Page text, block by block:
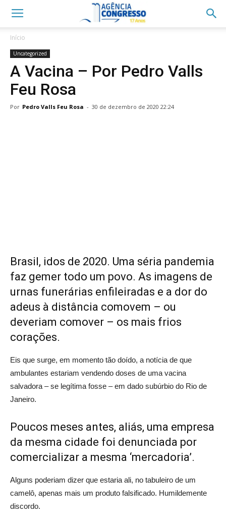
Início
Uncategorized
A Vacina – Por Pedro Valls
Feu Rosa
Por Pedro Valls Feu Rosa - 30 de dezembro de 2020 22:24
Brasil, idos de 2020. Uma séria pandemia
faz gemer todo um povo. As imagens de
urnas funerárias enfileiradas e a dor do
adeus à distância comovem – ou
deveriam comover – os mais frios
corações.
Eis que surge, em momento tão doído, a notícia de que
ambulantes estariam vendendo doses de uma vacina
salvadora – se legítima fosse – em dado subúrbio do Rio de
Janeiro.
Poucos meses antes, aliás, uma empresa
da mesma cidade foi denunciada por
comercializar a mesma ‘mercadoria’.
Alguns poderiam dizer que estaria ali, no tabuleiro de um
camelô, apenas mais um produto falsificado. Humildemente
discordo.